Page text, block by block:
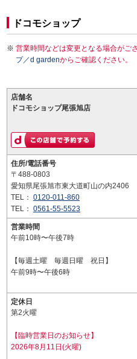
ドコモショップ
営業時間などは変更となる場合がご
プ／d gardenからご確認ください。
店舗名
ドコモショップ尾張旭店
住所/電話番号
〒488-0803
愛知県尾張旭市東大道町山の内2406
TEL： 0120-011-860
TEL： 0561-55-5523
営業時間
午前10時〜午後7時
【毎週土曜 毎週日曜 祝日】
午前9時〜午後6時
定休日
第2火曜
【臨時営業日のお知らせ】
2026年8月11日(火曜)